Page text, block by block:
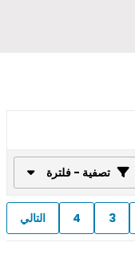
تصفية - فلترة
3
4 التالي